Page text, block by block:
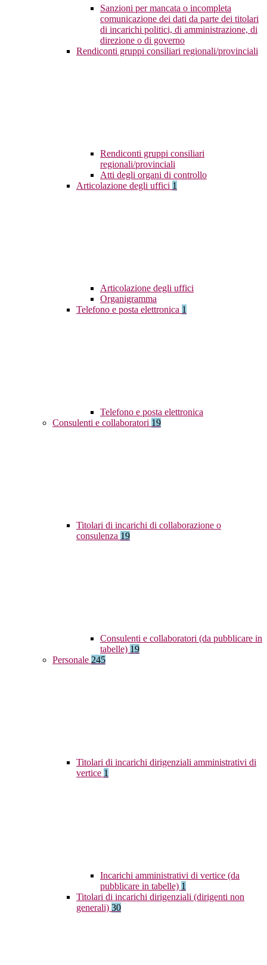
Sanzioni per mancata o incompleta
comunicazione dei dati da parte dei titolari
di incarichi politici, di amministrazione, di
direzione o di governo
Rendiconti gruppi consiliari regionali/provinciali
Rendiconti gruppi consiliari
regionali/provinciali
Atti degli organi di controllo
Articolazione degli uffici 1
Articolazione degli uffici
Organigramma
Telefono e posta elettronica 1
Telefono e posta elettronica
Consulenti e collaboratori 19
Titolari di incarichi di collaborazione o
consulenza 19
Consulenti e collaboratori (da pubblicare in
tabelle) 19
Personale 245
Titolari di incarichi dirigenziali amministrativi di
vertice 1
Incarichi amministrativi di vertice (da
pubblicare in tabelle) 1
Titolari di incarichi dirigenziali (dirigenti non
generali) 30